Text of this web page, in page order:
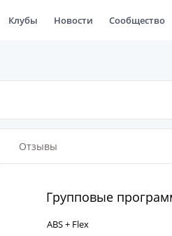
Клубы Новости Сообщество
Отзывы
Групповые
ABS + Flex